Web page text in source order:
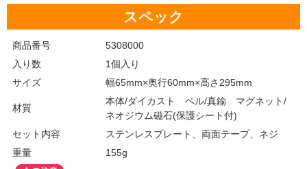
スペック
商品番号
5308000
入り数
1個入り
サイズ
幅65mm×奥行60mm×高さ295mm
材質
本体/ダイカスト ベル/真鍮 マグネット/
ネオジウム磁石(保護シート付)
セット内容
ステンレスプレート、両面テープ、ネジ
重量
155g